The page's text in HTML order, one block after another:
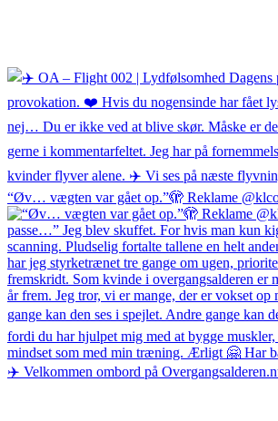
“Øv… vægten var gået op.”🫣 Reklame
✈️ Velkommen ombord på